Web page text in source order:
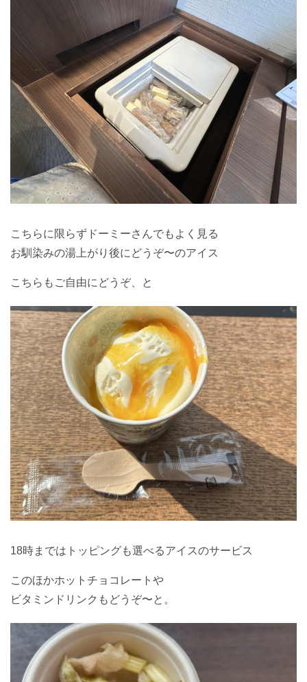
こちらに限らずドーミーさんでもよく見る
お馴染みの湯上がり後にどうぞ〜のアイス
こちらもご自由にどうぞ、と
18時まではトッピングも選べるアイスのサービス
このほかホットチョコレートや
ビタミンドリンクもどうぞ〜と。